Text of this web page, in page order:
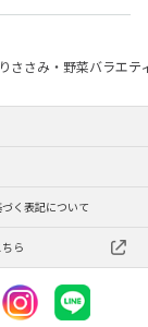
ささみ・野菜バラエ
く表記について
ら